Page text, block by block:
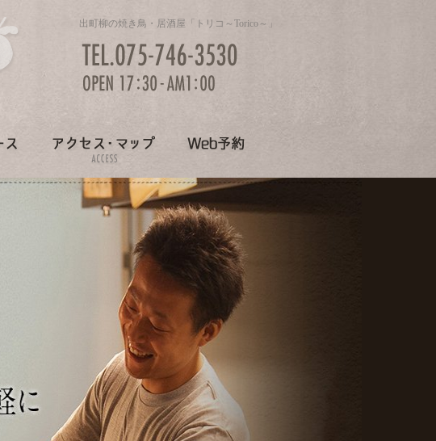
出町柳の焼き鳥・居酒屋「トリコ～Torico～」